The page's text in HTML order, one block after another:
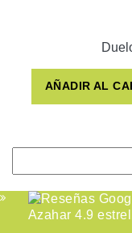
AÑADIR AL